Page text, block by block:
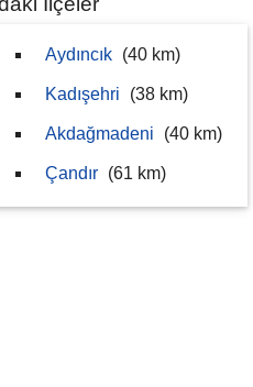
Aydıncık (40 km)
Kadışehri (38 km)
Akdağmadeni (40 km)
Çandır (61 km)